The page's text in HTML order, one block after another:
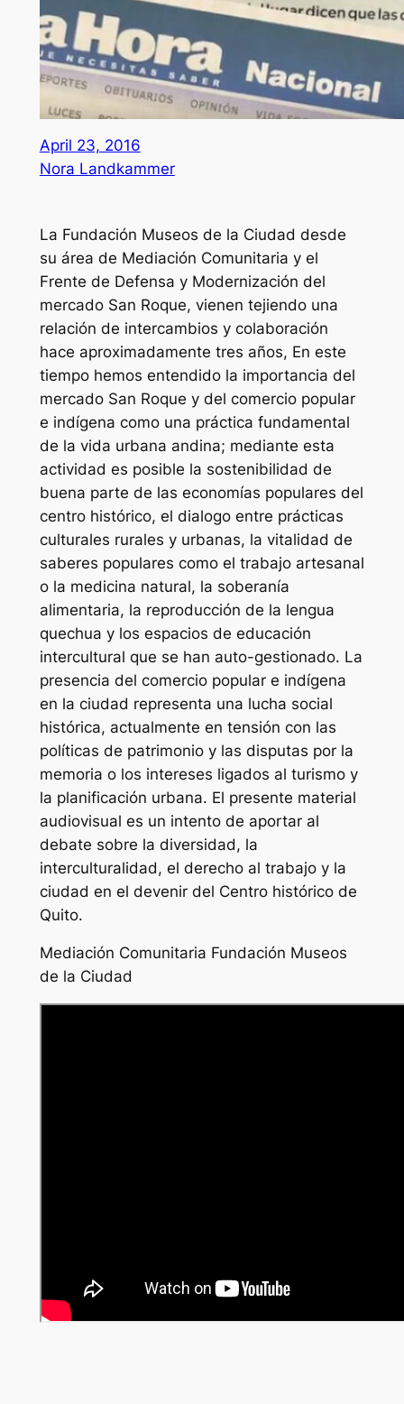
April 23, 2016
Nora Landkammer
La Fundación Museos de la Ciudad desde
su área de Mediación Comunitaria y el
Frente de Defensa y Modernización del
mercado San Roque, vienen tejiendo una
relación de intercambios y colaboración
hace aproximadamente tres años, En este
tiempo hemos entendido la importancia del
mercado San Roque y del comercio popular
e indígena como una práctica fundamental
de la vida urbana andina; mediante esta
actividad es posible la sostenibilidad de
buena parte de las economías populares del
centro histórico, el dialogo entre prácticas
culturales rurales y urbanas, la vitalidad de
saberes populares como el trabajo artesanal
o la medicina natural, la soberanía
alimentaria, la reproducción de la lengua
quechua y los espacios de educación
intercultural que se han auto-gestionado. La
presencia del comercio popular e indígena
en la ciudad representa una lucha social
histórica, actualmente en tensión con las
políticas de patrimonio y las disputas por la
memoria o los intereses ligados al turismo y
la planificación urbana. El presente material
audiovisual es un intento de aportar al
debate sobre la diversidad, la
interculturalidad, el derecho al trabajo y la
ciudad en el devenir del Centro histórico de
Quito.
Mediación Comunitaria Fundación Museos
de la Ciudad